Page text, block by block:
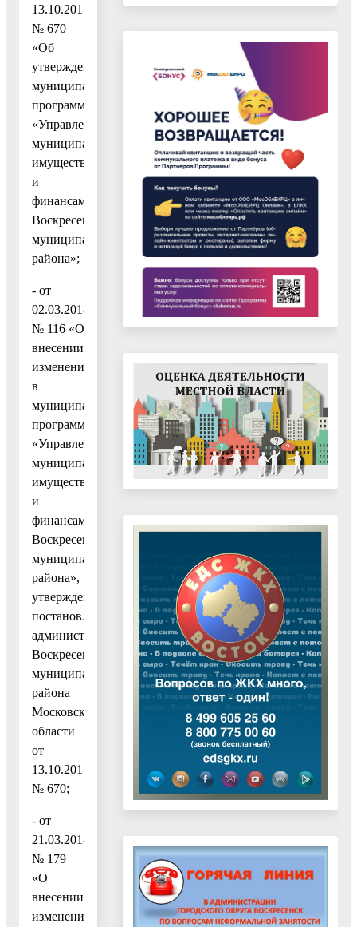
13.10.2017
№ 670
«Об
утверждении
муниципальной
программы
«Управление
муниципальным
имуществом
и
финансами
Воскресенского
муниципального
района»;
- от
02.03.2018
№ 116 «О
внесении
изменений
в
муниципальную
программу
«Управление
муниципальным
имуществом
и
финансами
Воскресенского
муниципального
района»,
утвержденную
постановлением
администрации
Воскресенского
муниципального
района
Московской
области
от
13.10.2017
№ 670;
- от
21.03.2018
№ 179
«О
внесении
изменений